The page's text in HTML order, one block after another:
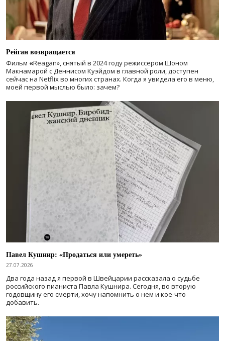
Рейган возвращается
Фильм «Reagan», снятый в 2024 годурежиссером Шоном
Макнамарой с Деннисом Куэйдом в главной роли, доступен
сейчас на Netflix во многих странах. Когда я увидела его в меню,
моей первой мыслью было: зачем?
Павел Кушнир: «Продаться или умереть»
27.07.2026
Два года назад я первой в Швейцарии рассказала о судьбе
российского пианиста Павла Кушнира. Сегодня, во вторую
годовщину его смерти, хочу напомнить о нем и кое-что
добавить.